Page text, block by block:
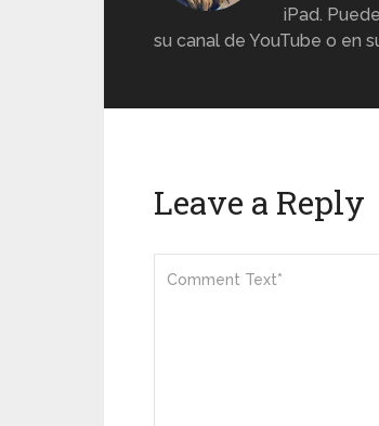
iPad.
su canal de YouTube o en
Leave a Reply